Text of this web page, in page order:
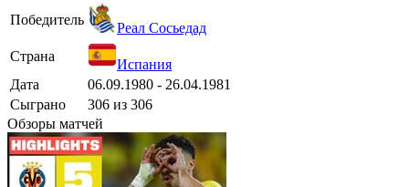
Победитель
Реал Сосьедад
Страна
Испания
Дата
06.09.1980 - 26.04.1981
Сыграно
306 из 306
Обзоры матчей